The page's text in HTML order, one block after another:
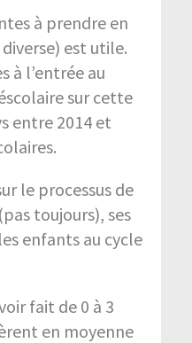
à prendre en
est utile.
à l’entrée au
sur cette
entre 2014 et
le processus de
toujours), ses
enfants au cycle
fait de 0 à 3
en moyenne